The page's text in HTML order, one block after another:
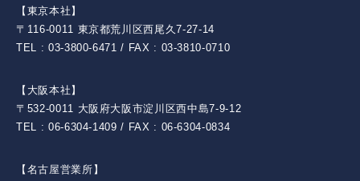
【東京本社】
〒116-0011 東京都荒川区西尾久7-27-14
TEL : 03-3800-6471 / FAX : 03-3810-0710
【大阪本社】
〒532-0011 大阪府大阪市淀川区西中島7-9-12
TEL : 06-6304-1409 / FAX : 06-6304-0834
【名古屋営業所】